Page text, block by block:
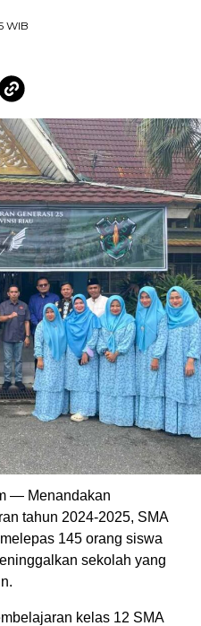
WIB
— Menandakan
tahun 2024-2025, SMA
145 orang siswa
sekolah yang
kelas 12 SMA